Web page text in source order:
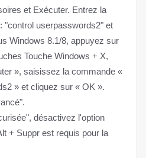
et Exécuter. Entrez la
"control userpasswords2" et
Windows 8.1/8, appuyez sur
Touche Windows + X,
», saisissez la commande «
» et cliquez sur « OK ».
désactivez l'option
+ Suppr est requis pour la